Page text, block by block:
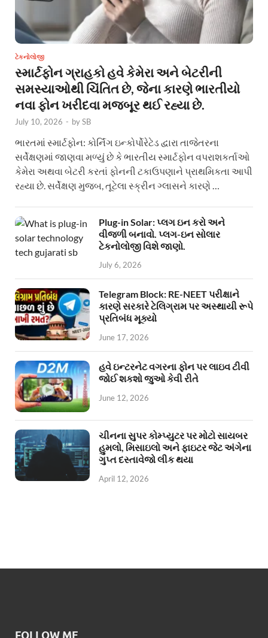
ટેકનોલોજી
સ્માર્ટફોન ગ્રાહકો હવે કેમેરા અને બેટરીની
સમસ્યાઓથી ચિંતિત છે, જેના કારણે ભારતીયો
નવા ફોન ખરીદવા મજબૂર થઈ રહ્યા છે.
July 10, 2026 - bySB
ભારતમાં સ્માર્ટફોન: કોર્નિંગ ઇન્કોર્પોરેટેડ દ્વારા તાજેતરના
સર્વેક્ષણમાં જાણવા મળ્યું છે કે ભારતીય સ્માર્ટફોન વપરાશકર્તાઓ
કેમેરા અથવા બેટરી કરતાં ફોનની ટકાઉપણાને પ્રાથમિકતા આપી
રહ્યા છે. સર્વેક્ષણ મુજબ, તૂટેલા સ્ક્રીન ગ્લાસને કારણે …
Plug-in Solar: પ્લગ ઇન કરો અને
વીજળી બનાવો. પ્લગ-ઇન સોલાર
ટેકનોલોજી વિશે જાણો.
July 6, 2026
Telegram Block: RE-NEET પરીક્ષાને
કારણે સરકારે ટેલિગ્રામ પર અસ્થાયી રૂપે
પ્રતિબંધ મૂક્યો
June 17, 2026
હવે ઇન્ટરનેટ વગરના ફોન પર લાઇવ ટીવી
જોઈ શકશો જુઓ કેવી રીતે
June 12, 2026
ચીનના સુપર કોમ્પ્યુટર પર મોટો સાયબર
હુમલો, મિસાઇલો અને ફાઇટર જેટ અંગેના
ગુપ્ત દસ્તાવેજો લીક થયા
April 12, 2026
FOLLOW ME